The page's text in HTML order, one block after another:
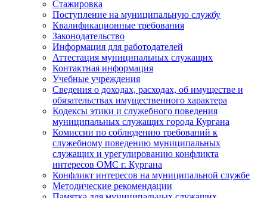
Стажировка
Поступление на муниципальную службу
Квалификационные требования
Законодательство
Информация для работодателей
Аттестация муниципальных служащих
Контактная информация
Учебные учреждения
Сведения о доходах, расходах, об имуществе и
обязательствах имущественного характера
Кодексы этики и служебного поведения
муниципальных служащих города Кургана
Комиссии по соблюдению требований к
служебному поведению муниципальных
служащих и урегулированию конфликта
интересов ОМС г. Кургана
Конфликт интересов на муниципальной службе
Методические рекомендации